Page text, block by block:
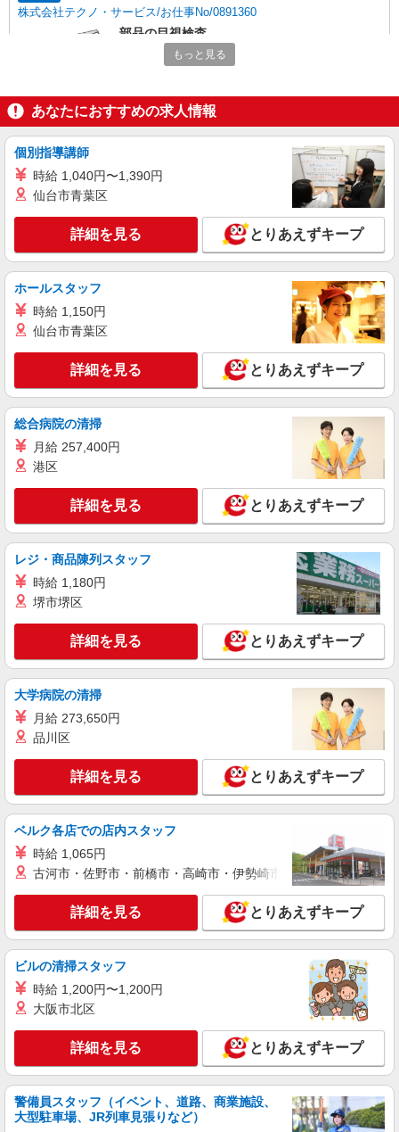
株式会社テクノ・サービス/お仕事No/0891360
部品の目視検査
時給1300円交通費全額支給
キープ
派遣社員
株式会社テクノ・サービス/お仕事No/0848447
時給1300円交通費全額支給
大阪府豊中市 ＊バイク通勤OK
キープ 詳細を見る
派遣社員
部品の目視検査作業等
時給1241円交通費全額支給
大阪府豊中市 ＊バイク通勤OK
キープ 詳細を見る
派遣社員
株式会社テクノ・サービス/お仕事No/0900228
検査・箱詰め作業
大阪府豊中市 ＊バイク通勤OK
詳細を見る
株式会社テクノ・サービス/お仕事No/0899842
キープ 詳細を見る
株式会社テクノ・サービス/お仕事No/0826801
時給1250円交通費全額支給
大阪府豊中市 ＊バイク通勤OK
キープ 詳細を見る
派遣社員
株式会社テクノ・サービス/お仕事No/0883643
時給1250円交通費全額支給
大阪府豊中市 ＊バイク通勤OK
キープ 詳細を見る
もっと見る
あなたにおすすめの求人情報
個別指導講師
時給 1,040円〜1,390円
仙台市青葉区
詳細を見る とりあえずキープ
ホールスタッフ
時給 1,150円
仙台市青葉区
詳細を見る とりあえずキープ
総合病院の清掃
月給 257,400円
港区
詳細を見る とりあえずキープ
レジ・商品陳列スタッフ
時給 1,180円
堺市堺区
詳細を見る とりあえずキープ
大学病院の清掃
月給 273,650円
品川区
詳細を見る とりあえずキープ
ベルク各店での店内スタッフ
時給 1,065円
古河市・佐野市・前橋市・高崎市・伊勢崎市・太田市・館林市
詳細を見る とりあえずキープ
ビルの清掃スタッフ
時給 1,200円〜1,200円
大阪市北区
詳細を見る とりあえずキープ
警備員スタッフ（イベント、道路、商業施設、
大型駐車場、JR列車見張りなど）